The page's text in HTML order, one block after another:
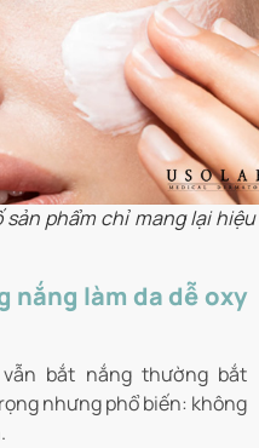
phẩm chỉ mang lại
nắng làm da dễ oxy
bắt nắng thường bắt
nhưng phổ biến: không